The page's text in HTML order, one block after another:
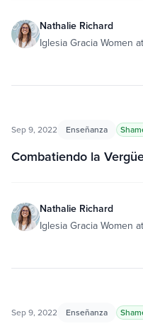
Nathalie Richard
Iglesia Gracia Women
Sep 9, 2022 Enseñanza
Combatiendo la
Nathalie Richard
Iglesia Gracia Women
Sep 9, 2022 Enseñanza